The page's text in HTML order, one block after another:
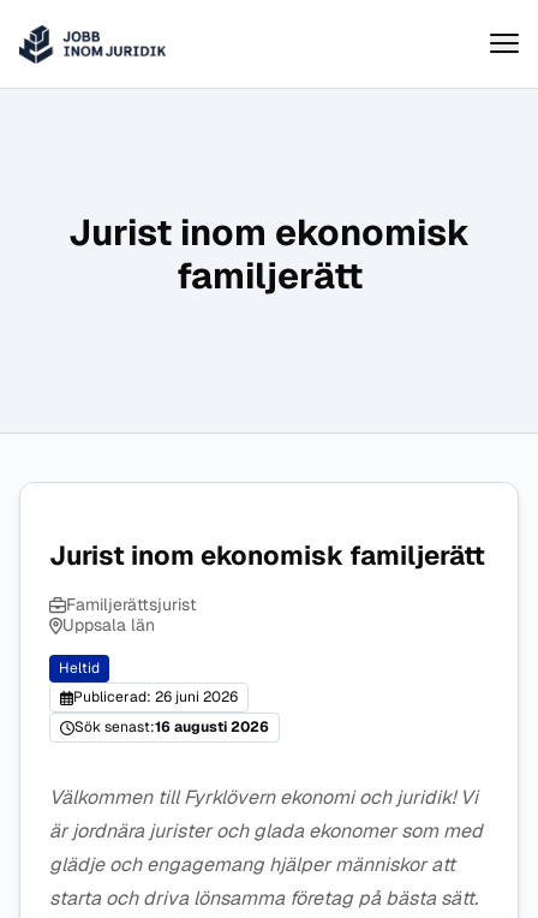
Hoppa till innehåll
Jobbinomjuridik
Jurist inom ekonomisk
familjerätt
Jurist inom ekonomisk familjerätt
Familjerättsjurist
Uppsala län
Heltid
Publicerad: 26 juni 2026
Sök senast:16 augusti 2026
Välkommen till Fyrklövern ekonomi och juridik! Vi
är jordnära jurister och glada ekonomer som med
glädje och engagemang hjälper människor att
starta och driva lönsamma företag på bästa sätt.